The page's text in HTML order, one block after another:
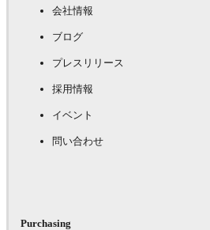
会社情報
ブログ
プレスリリース
採用情報
イベント
問い合わせ
Purchasing